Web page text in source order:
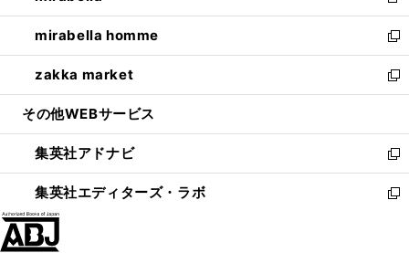
開
く
ウ
で
開
く
ン
ド
ウ
で
開
ウ
ィ
ン
ド
ウ
開
く
し
い
ウ
ィ
ン
ウ
で
開
く
mirabella homme
新
し
い
ウ
ン
ド
ウ
で
zakka market
新
し
ウ
ィ
ン
ド
その他WEBサービス
集英社アドナビ
新
し
い
集英社エディターズ・ラボ
新